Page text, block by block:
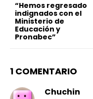
“Hemos regresado
indignados con el
Ministerio de
Educación y
Pronabec”
1 COMENTARIO
Chuchin